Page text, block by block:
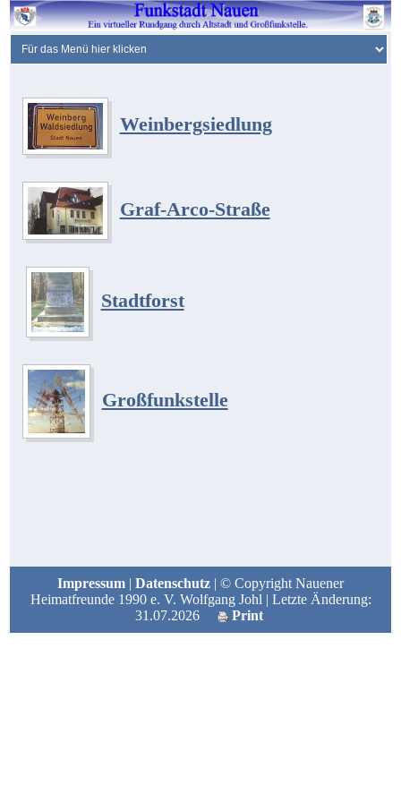
Weinbergsiedlung
Graf-Arco-Straße
Stadtforst
Großfunkstelle
Impressum | Datenschutz | © Copyright Nauener
Heimatfreunde 1990 e. V. Wolfgang Johl | Letzte Änderung:
31.07.2026
Print